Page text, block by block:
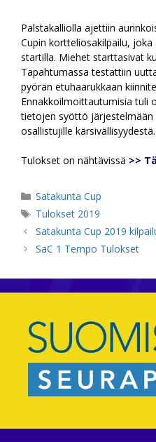
Palstakalliolla ajettiin
Cupin kortteliosakilpailu,
startilla. Miehet starttasivat
Tapahtumassa testattiin
pyörän etuhaarukkaan
Ennakkoilmoittautumisia tuli
tietojen syöttö järjestelmään
osallistujille kärsivällisyydestä.
Tulokset on nähtävissä >>
Kategoriat
Satakunta Cup
Avainsanat
Tulokset 2019
Satakunta Cup 2019
SaC 1 Tempo Tulokset